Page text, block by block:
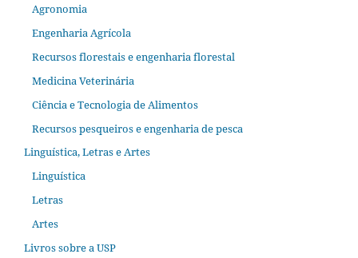
Agronomia
Engenharia Agrícola
Recursos florestais e engenharia florestal
Medicina Veterinária
Ciência e Tecnologia de Alimentos
Recursos pesqueiros e engenharia de pesca
Linguística, Letras e Artes
Linguística
Letras
Artes
Livros sobre a USP